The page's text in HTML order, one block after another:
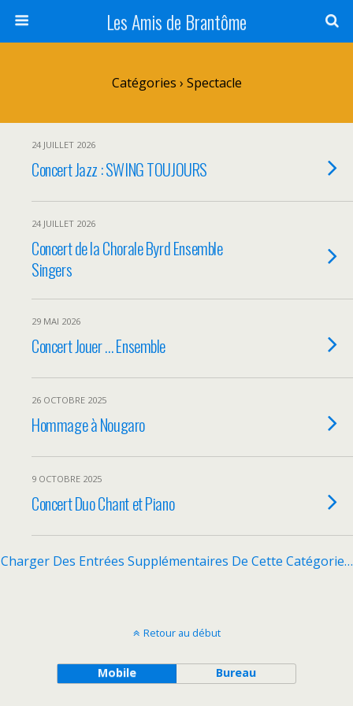
Les Amis de Brantôme
Catégories › Spectacle
24 JUILLET 2026
Concert Jazz : SWING TOUJOURS
24 JUILLET 2026
Concert de la Chorale Byrd Ensemble
Singers
29 MAI 2026
Concert Jouer … Ensemble
26 OCTOBRE 2025
Hommage à Nougaro
9 OCTOBRE 2025
Concert Duo Chant et Piano
Charger Des Entrées Supplémentaires De Cette Catégorie…
Retour au début
Mobile Bureau